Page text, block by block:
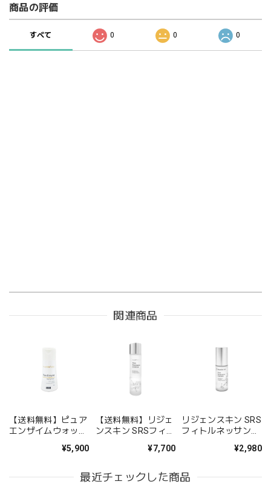
商品の評価
すべて 0 0 0
関連商品
【送料無料】ピュア
エンザイムウォッシ
¥5,900
【送料無料】リジェ
ンスキン SRSフィト
¥7,700
リジェンスキン SRS
フィトルネッサンス
¥2,980
最近チェックした商品